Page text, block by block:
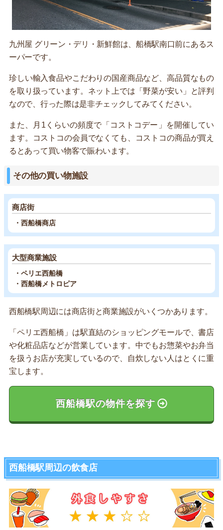
九州屋 グリーン・デリ・新鮮館は、船橋駅南口前にあるス
ーパーです。
珍しい輸入食品やこだわりの国産商品など、高品質なもの
を取り扱っています。ネット上では「野菜が安い」と評判
なので、行った際は是非チェックしてみてください。
また、月1くらいの頻度で「コストコデー」を開催してい
ます。コストコの会員でなくても、コストコの商品が買え
るとあって買い物客で賑わいます。
その他の買い物施設
商店街
・西船橋商店
大型商業施設
・ペリエ西船橋
・西船橋メトロピア
西船橋駅周辺には商店街と商業施設がいくつかあります。
「ペリエ西船橋」は駅直結のショッピングモールで、書店
や化粧品店などが営業しています。中でもお惣菜やお弁当
を扱うお店が充実しているので、自炊しない人はとくに重
宝します。
西船橋駅の物件を探す
西船橋駅周辺の飲食店